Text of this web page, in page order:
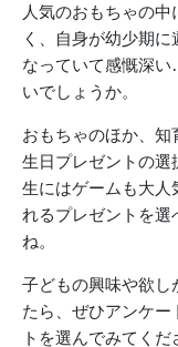
人気のおもちゃの
く、自身が幼少期
なっていて感慨深
いでしょうか。
おもちゃのほか、
生日プレゼントの選
生にはゲームも大人
れるプレゼントを選
ね。
子どもの興味や欲し
たら、ぜひアンケ
トを選んでみてくだ